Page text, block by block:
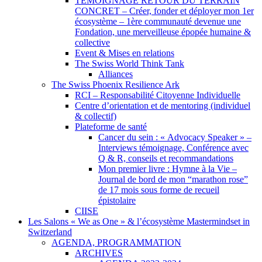
CONCRET – Créer, fonder et déployer mon 1er
écosystème – 1ère communauté devenue une
Fondation, une merveilleuse épopée humaine &
collective
Event & Mises en relations
The Swiss World Think Tank
Alliances
The Swiss Phoenix Resilience Ark
RCI – Responsabilité Citoyenne Individuelle
Centre d’orientation et de mentoring (individuel
& collectif)
Plateforme de santé
Cancer du sein : « Advocacy Speaker » –
Interviews témoignage, Conférence avec
Q & R, conseils et recommandations
Mon premier livre : Hymne à la Vie –
Journal de bord de mon “marathon rose”
de 17 mois sous forme de recueil
épistolaire
CIISE
Les Salons « We as One » & l’écosystème Mastermindset in
Switzerland
AGENDA, PROGRAMMATION
ARCHIVES